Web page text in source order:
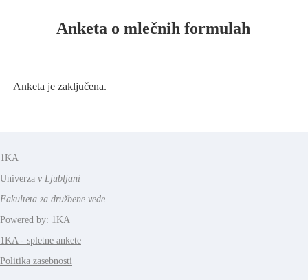
Anketa o mlečnih formulah
Anketa je zaključena.
1KA
Univerza v Ljubljani
Fakulteta za družbene vede
Powered by: 1KA
1KA - spletne ankete
Politika zasebnosti